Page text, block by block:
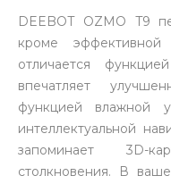
DEEBOT OZMO T9
кроме эффективной
отличается
впечатляет
функцией влажной
интеллектуальной
запоминает 3D-
столкновения. В